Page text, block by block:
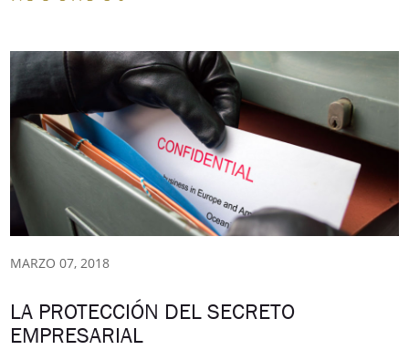
SERVICIOS
BLOG CONTACTO
MARZO 07, 2018
LA PROTECCIÓN DEL SECRETO
EMPRESARIAL